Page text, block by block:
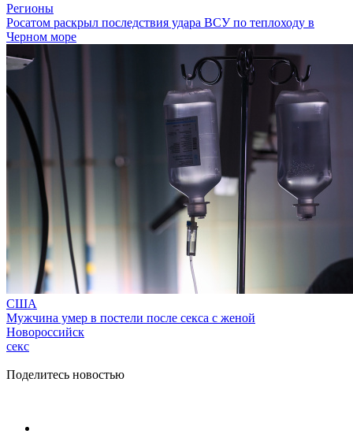
Регионы
Росатом раскрыл последствия удара ВСУ по теплоходу в
Черном море
США
Мужчина умер в постели после секса с женой
Новороссийск
секс
Поделитесь новостью